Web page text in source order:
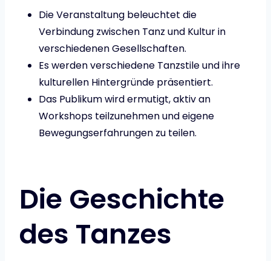
Die Veranstaltung beleuchtet die
Verbindung zwischen Tanz und Kultur in
verschiedenen Gesellschaften.
Es werden verschiedene Tanzstile und ihre
kulturellen Hintergründe präsentiert.
Das Publikum wird ermutigt, aktiv an
Workshops teilzunehmen und eigene
Bewegungserfahrungen zu teilen.
Die Geschichte
des Tanzes